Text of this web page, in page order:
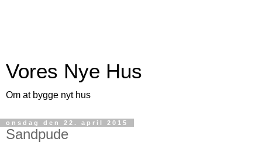
Vores Nye Hus
Om at bygge nyt hus
onsdag den 22. april 2015
Sandpude